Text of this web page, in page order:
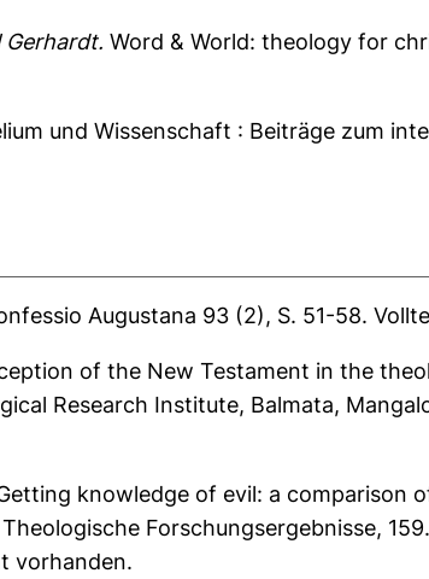
Gerhardt. Word & World: theology for
und Wissenschaft : Beiträge zum
Augustana 93 (2), S. 51-58.
of the New Testament in the
Research Institute, Balmata,
knowledge of evil: a comparison
Forschungsergebnisse,
vorhanden.